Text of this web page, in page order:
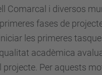
Comarcal i diversos
fases de
les primeres
acadèmica
Per aquests